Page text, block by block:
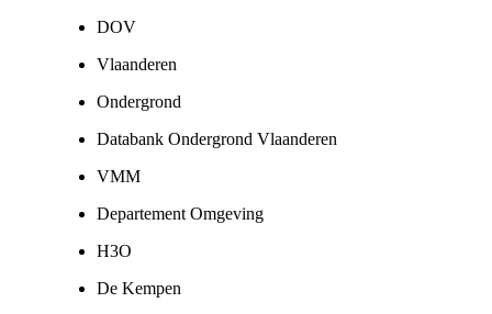
DOV
Vlaanderen
Ondergrond
Databank Ondergrond Vlaanderen
VMM
Departement Omgeving
H3O
De Kempen